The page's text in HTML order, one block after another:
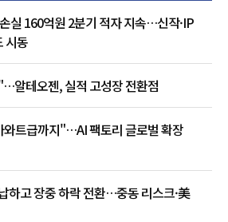
실 160억원 2분기 적자 지속…신작·IP
시동
알테오젠, 실적 고성장 전환점
트급까지"…AI 팩토리 글로벌 확장
하고 장중 하락 전환…중동 리스크·美